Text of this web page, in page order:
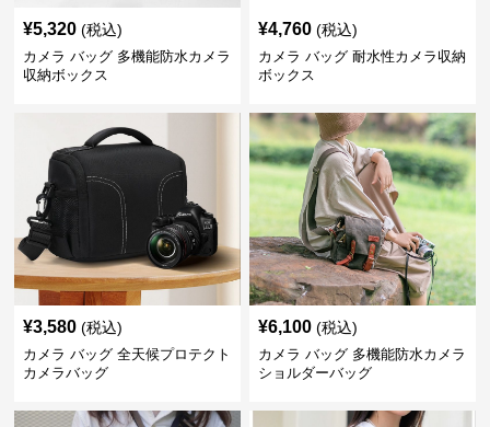
¥5,320 (税込)
カメラ バッグ 多機能防水カメラ
収納ボックス
¥4,760 (税込)
カメラ バッグ 耐水性カメラ収納
ボックス
¥3,580 (税込)
カメラ バッグ 全天候プロテクト
カメラバッグ
¥6,100 (税込)
カメラ バッグ 多機能防水カメラ
ショルダーバッグ